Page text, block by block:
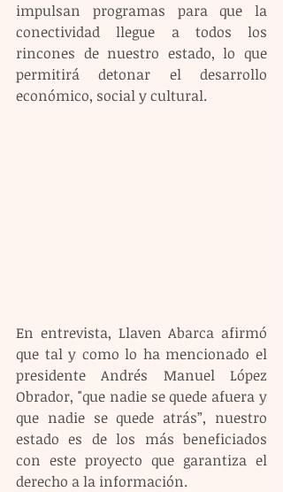
impulsan programas para que la
conectividad llegue a todos los
rincones de nuestro estado, lo que
permitirá detonar el desarrollo
económico, social y cultural.
En entrevista, Llaven Abarca afirmó
que tal y como lo ha mencionado el
presidente Andrés Manuel López
Obrador, "que nadie se quede afuera y
que nadie se quede atrás”, nuestro
estado es de los más beneficiados
con este proyecto que garantiza el
derecho a la información.